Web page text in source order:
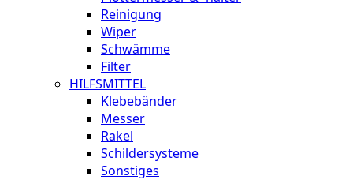
Reinigung
Wiper
Schwämme
Filter
HILFSMITTEL
Klebebänder
Messer
Rakel
Schildersysteme
Sonstiges